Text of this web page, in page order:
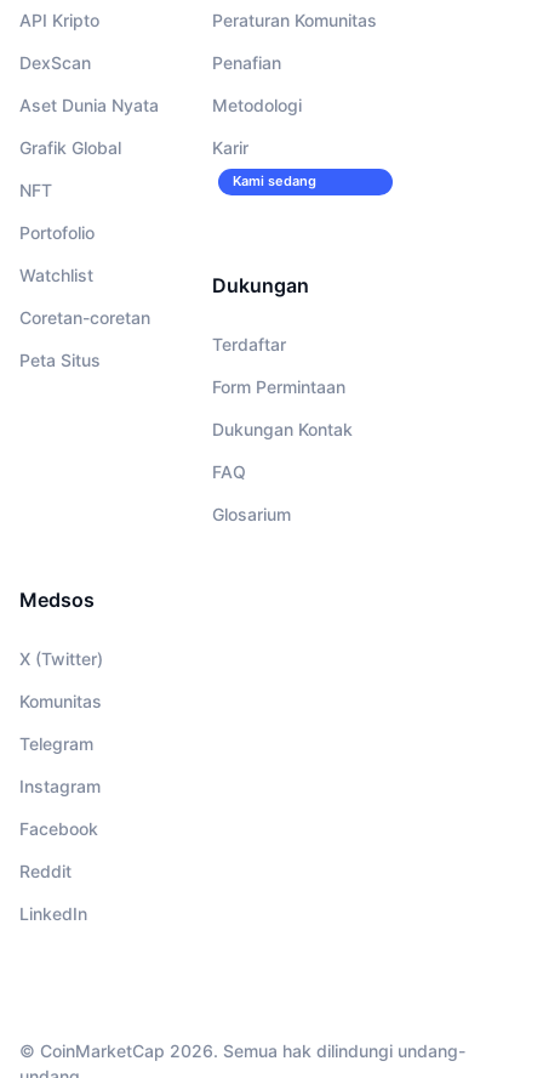
API Kripto
DexScan
Aset Dunia Nyata
Grafik Global
NFT
Portofolio
Watchlist
Coretan-coretan
Peta Situs
Peraturan Komunitas
Penafian
Metodologi
Karir
Kami sedang
merekrut!
Dukungan
Terdaftar
Form Permintaan
Dukungan Kontak
FAQ
Glosarium
Medsos
X (Twitter)
Komunitas
Telegram
Instagram
Facebook
Reddit
LinkedIn
© CoinMarketCap 2026. Semua hak dilindungi undang-